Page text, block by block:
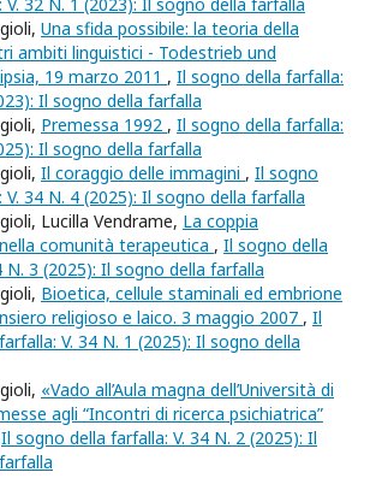
V. 32 N. 1 (2023): Il sogno della farfalla
Una sfida possibile: la teoria della
ambiti linguistici - Todestrieb und
19 marzo 2011 , Il sogno della farfalla:
Il sogno della farfalla
Premessa 1992 , Il sogno della farfalla:
Il sogno della farfalla
Il coraggio delle immagini , Il sogno
V. 34 N. 4 (2025): Il sogno della farfalla
Lucilla Vendrame, La coppia
comunità terapeutica , Il sogno della
N. 3 (2025): Il sogno della farfalla
Bioetica, cellule staminali ed embrione
religioso e laico. 3 maggio 2007 , Il
V. 34 N. 1 (2025): Il sogno della
«Vado all’Aula magna dell’Università di
agli “Incontri di ricerca psichiatrica”
Il sogno della farfalla: V. 34 N. 2 (2025): Il